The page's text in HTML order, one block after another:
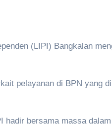
(LIPI) Bangkalan
pelayanan di BPN yang
hadir bersama massa